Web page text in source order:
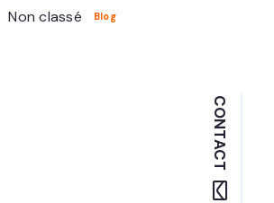
Non classé
CONTACT